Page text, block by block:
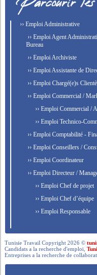
›› Emploi Administrative
›› Emploi Agent
Bureau
›› Emploi Archiviste
›› Emploi Assistante de
›› Emploi Chargé(e)s
›› Emploi Commercial /
›› Emploi Commercial /
›› Emploi Technico-
›› Emploi Comptabilité -
›› Emploi Conseillers /
›› Emploi Coordinateur
›› Emploi Directeur /
›› Emploi Chef de projet
›› Emploi Chef d’équipe
›› Emploi Responsable
Tunisie Travail Copyright 2026 ©
Candidats a la recherche d'emploi,
Entreprises a la recherche de